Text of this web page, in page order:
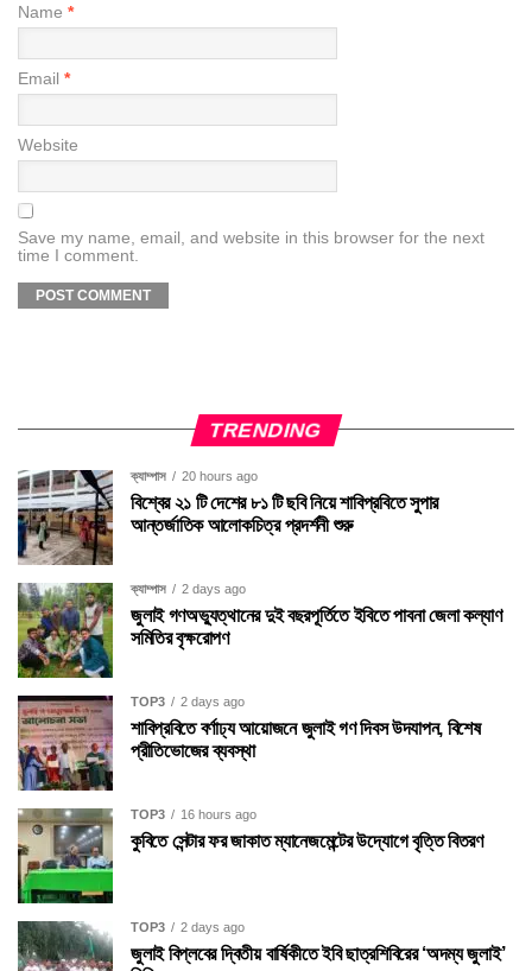
Name *
Email *
Website
Save my name, email, and website in this browser for the next
time I comment.
TRENDING
ক্যাম্পাস 20 hours ago
বিশ্বের ২১ টি দেশের ৮১ টি ছবি নিয়ে শাবিপ্রবিতে সুপার
আন্তর্জাতিক আলোকচিত্র প্রদর্শনী শুরু
ক্যাম্পাস 2 days ago
জুলাই গণঅভ্যুত্থানের দুই বছরপূর্তিতে ইবিতে পাবনা জেলা কল্যাণ
সমিতির বৃক্ষরোপণ
TOP3 2 days ago
শাবিপ্রবিতে বর্ণাঢ্য আয়োজনে জুলাই গণ দিবস উদযাপন, বিশেষ
প্রীতিভোজের ব্যবস্থা
TOP3 16 hours ago
কুবিতে সেন্টার ফর জাকাত ম্যানেজমেন্টের উদ্যোগে বৃত্তি বিতরণ
TOP3 2 days ago
জুলাই বিপ্লবের দ্বিতীয় বার্ষিকীতে ইবি ছাত্রশিবিরের ‘অদম্য জুলাই’